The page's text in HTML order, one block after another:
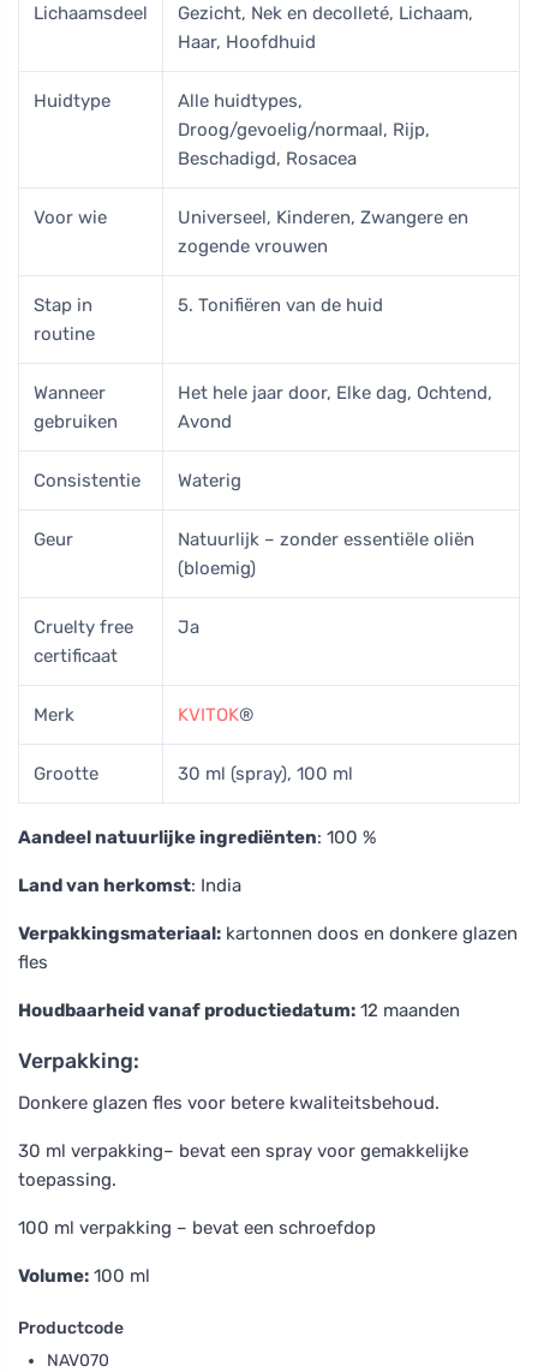
Lichaamsdeel
Gezicht, Nek en decolleté, Lichaam,
Haar, Hoofdhuid
Huidtype
Alle huidtypes,
Droog/gevoelig/normaal, Rijp,
Beschadigd, Rosacea
Voor wie
Universeel, Kinderen, Zwangere en
zogende vrouwen
Stap in
routine
5. Tonifiëren van de huid
Wanneer
gebruiken
Het hele jaar door, Elke dag, Ochtend,
Avond
Consistentie Waterig
Geur
Natuurlijk – zonder essentiële oliën
(bloemig)
Cruelty free
certificaat
Ja
Merk KVITOK®
Grootte 30 ml (spray), 100 ml
Aandeel natuurlijke ingrediënten: 100 %
Land van herkomst: India
Verpakkingsmateriaal: kartonnen doos en donkere glazen
fles
Houdbaarheid vanaf productiedatum: 12 maanden
Verpakking:
Donkere glazen fles voor betere kwaliteitsbehoud.
30 ml verpakking– bevat een spray voor gemakkelijke
toepassing.
100 ml verpakking – bevat een schroefdop
Volume: 100 ml
Productcode
NAV070